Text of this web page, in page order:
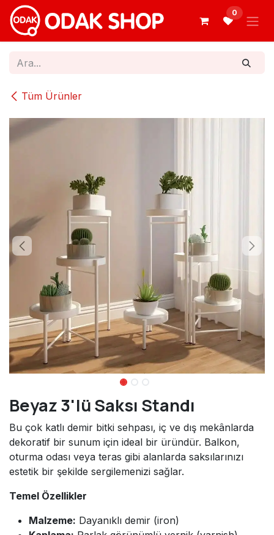
İçereği Atla
0
Tüm Ürünler
Beyaz 3'lü Saksı Standı
Bu çok katlı demir bitki sehpası, iç ve dış mekânlarda
dekoratif bir sunum için ideal bir üründür. Balkon,
oturma odası veya teras gibi alanlarda saksılarınızı
estetik bir şekilde sergilemenizi sağlar.
Temel Özellikler
Malzeme: Dayanıklı demir (iron)